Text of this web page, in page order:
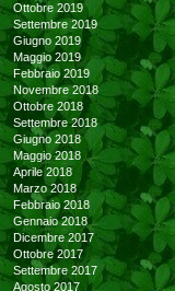
Ottobre 2019
Settembre 2019
Giugno 2019
Maggio 2019
Febbraio 2019
Novembre 2018
Ottobre 2018
Settembre 2018
Giugno 2018
Maggio 2018
Aprile 2018
Marzo 2018
Febbraio 2018
Gennaio 2018
Dicembre 2017
Ottobre 2017
Settembre 2017
Agosto 2017